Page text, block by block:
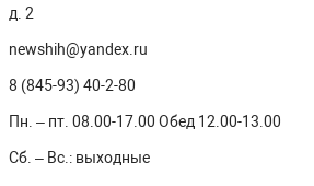
д. 2
newshih@yandex.ru
8 (845-93) 40-2-80
Пн. – пт. 08.00-17.00 Обед 12.00-13.00
Сб. – Вс.: выходные